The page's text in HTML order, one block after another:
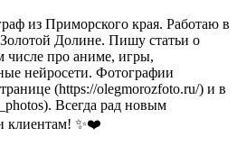
из Приморского края. Работаю в
Долине. Пишу статьи о
числе про аниме, игры,
нейросети. Фотографии
(https://olegmorozfoto.ru/) и в
Всегда рад новым
клиентам! ✨❤️